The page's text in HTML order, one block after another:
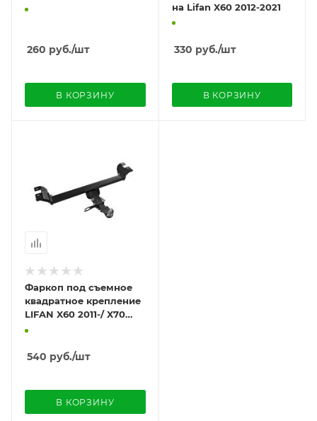
260 руб./шт
В КОРЗИНУ
на Lifan X60 2012-2021
330 руб./шт
В КОРЗИНУ
Фаркоп под съемное
квадратное крепление
LIFAN X60 2011-/ X70
2018-
540 руб./шт
В КОРЗИНУ